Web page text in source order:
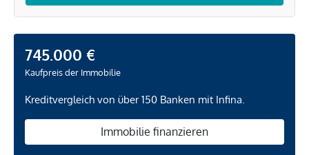
745.000 €
Kaufpreis der Immobilie
Kreditvergleich von über 150 Banken mit Infina.
Immobilie finanzieren